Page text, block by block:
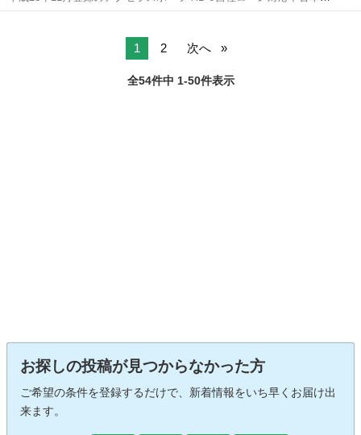
売● ☆どなたでもローン対応可能☆ １、勤続年数の短
1 2 次へ
全54件中 1-50件表示
お探しの投稿が見つからなかった方
ご希望の条件を登録するだけで、新着情報をいち早くお届け出
来ます。